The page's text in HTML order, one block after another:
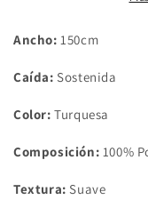
Ancho:150cm
Caída: Sostenida
Color: Turquesa
Composición: 100%
Textura: Suave